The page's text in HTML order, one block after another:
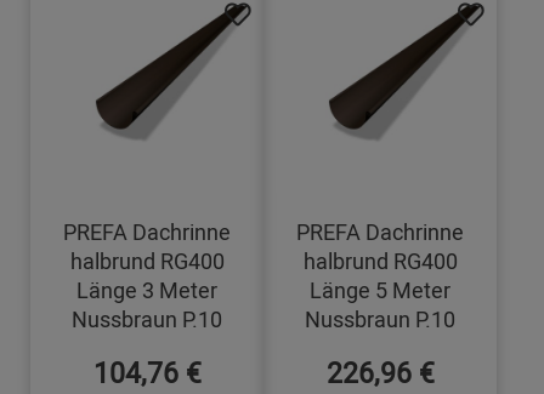
PREFA Dachrinne
halbrund RG400
Länge 3 Meter
Nussbraun P.10
104,76 €
PREFA Dachrinne
halbrund RG400
Länge 5 Meter
Nussbraun P.10
226,96 €